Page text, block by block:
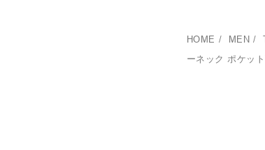
HOME / MEN /
ーネック ポケッ